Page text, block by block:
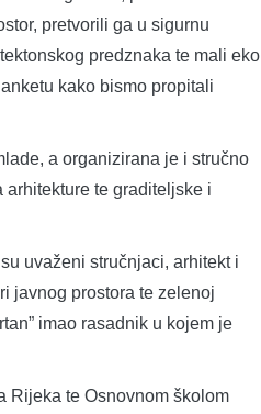
pretvorili ga u sigurnu
predznaka te mali eko
kako bismo propitali
a organizirana je i stručno
te graditeljske i
uvaženi stručnjaci, arhitekt i
javnog prostora te zelenoj
imao rasadnik u kojem je
Rijeka te Osnovnom školom